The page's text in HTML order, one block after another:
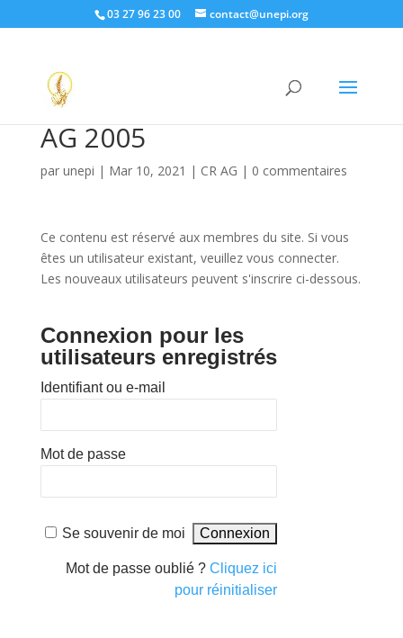
03 27 96 23 00 contact@unepi.org
AG 2005
par unepi | Mar 10, 2021 | CR AG | 0 commentaires
Ce contenu est réservé aux membres du site. Si vous
êtes un utilisateur existant, veuillez vous connecter.
Les nouveaux utilisateurs peuvent s'inscrire ci-dessous.
Connexion pour les
utilisateurs enregistrés
Identifiant ou e-mail
Mot de passe
Se souvenir de moi
Mot de passe oublié ?Cliquez ici
pour réinitialiser